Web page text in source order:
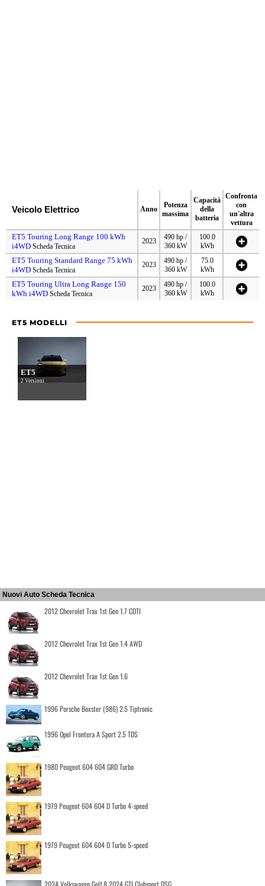
Veicolo Elettrico Anno
Potenza
massima
Capacità
della
batteria
Confronta
con
un'altra
vettura
ET5 Touring Long Range 100 kWh
i4WD Scheda Tecnica
2023
490 hp /
360 kW
100.0
kWh
ET5 Touring Standard Range 75 kWh
i4WD Scheda Tecnica
2023
490 hp /
360 kW
75.0
kWh
ET5 Touring Ultra Long Range 150
kWh i4WD Scheda Tecnica
2023
490 hp /
360 kW
100.0
kWh
ET5 MODELLI
ET5
2 Versioni
Nuovi Auto Scheda Tecnica
2012 Chevrolet Trax 1st Gen 1.7 CDTI
2012 Chevrolet Trax 1st Gen 1.4 AWD
2012 Chevrolet Trax 1st Gen 1.6
1996 Porsche Boxster (986) 2.5 Tiptronic
1996 Opel Frontera A Sport 2.5 TDS
1980 Peugeot 604 604 GRD Turbo
1979 Peugeot 604 604 D Turbo 4-speed
1979 Peugeot 604 604 D Turbo 5-speed
2024 Volkswagen Golf 8 2024 GTI Clubsport DSG